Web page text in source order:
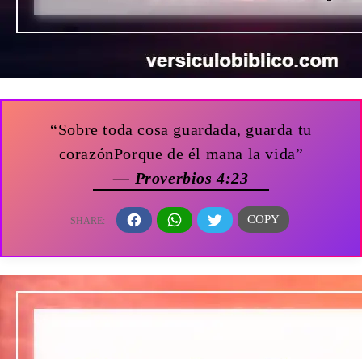
“Sobre toda cosa guardada, guarda tu
corazónPorque de él mana la vida”
— Proverbios 4:23